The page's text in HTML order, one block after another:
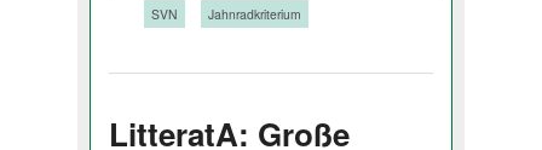
SVN Jahnradkriterium
LitteratA: Große